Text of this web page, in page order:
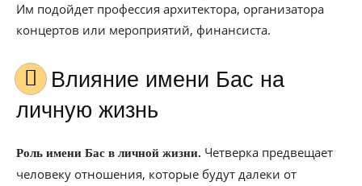
Им подойдет профессия архитектора, организатора
концертов или мероприятий, финансиста.
Влияние имени Бас на
личную жизнь
Роль имени Бас в личной жизни. Четверка предвещает
человеку отношения, которые будут далеки от